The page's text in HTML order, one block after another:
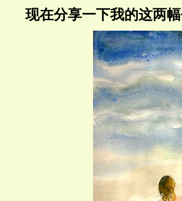
现在分享一下我的这两幅